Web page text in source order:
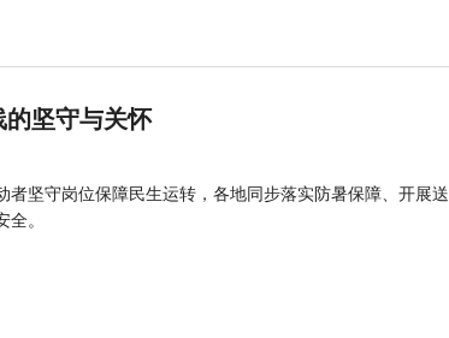
坚守与关怀
者坚守岗位保障民生运转，各地同步落实防暑保障、开展
。